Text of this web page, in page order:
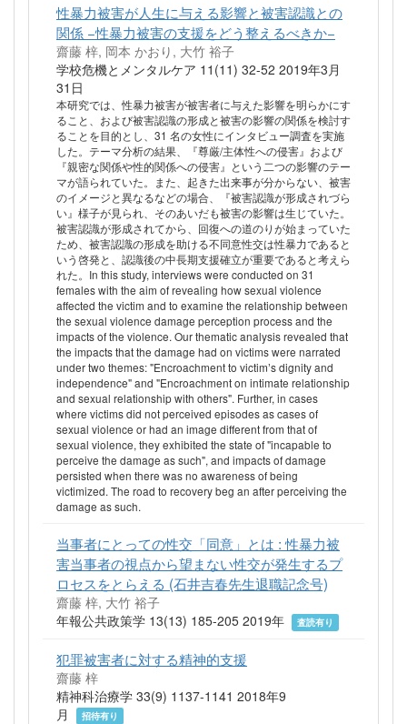
性暴力被害が人生に与える影響と被害認識との
関係 −性暴力被害の支援をどう整えるべきか−
齋藤 梓, 岡本 かおり, 大竹 裕子
学校危機とメンタルケア 11(11) 32-52 2019年3月
31日
本研究では、性暴力被害が被害者に与えた影響を明らかにす
ること、および被害認識の形成と被害の影響の関係を検討す
ることを目的とし、31 名の女性にインタビュー調査を実施
した。テーマ分析の結果、『尊厳/主体性への侵害』および
『親密な関係や性的関係への侵害』という二つの影響のテー
マが語られていた。また、起きた出来事が分からない、被害
のイメージと異なるなどの場合、『被害認識が形成されづら
い』様子が見られ、そのあいだも被害の影響は生じていた。
被害認識が形成されてから、回復への道のりが始まっていた
ため、被害認識の形成を助ける不同意性交は性暴力であると
いう啓発と、認識後の中長期支援確立が重要であると考えら
れた。In this study, interviews were conducted on 31
females with the aim of revealing how sexual violence
affected the victim and to examine the relationship between
the sexual violence damage perception process and the
impacts of the violence. Our thematic analysis revealed that
the impacts that the damage had on victims were narrated
under two themes: "Encroachment to victimʼs dignity and
independence" and "Encroachment on intimate relationship
and sexual relationship with others". Further, in cases
where victims did not perceived episodes as cases of
sexual violence or had an image different from that of
sexual violence, they exhibited the state of "incapable to
perceive the damage as such", and impacts of damage
persisted when there was no awareness of being
victimized. The road to recovery beg an after perceiving the
damage as such.
当事者にとっての性交「同意」とは : 性暴力被
害当事者の視点から望まない性交が発生するプ
ロセスをとらえる (石井吉春先生退職記念号)
齋藤 梓, 大竹 裕子
年報公共政策学 13(13) 185-205 2019年
査読有り
犯罪被害者に対する精神的支援
齋藤 梓
精神科治療学 33(9) 1137-1141 2018年9
月
招待有り